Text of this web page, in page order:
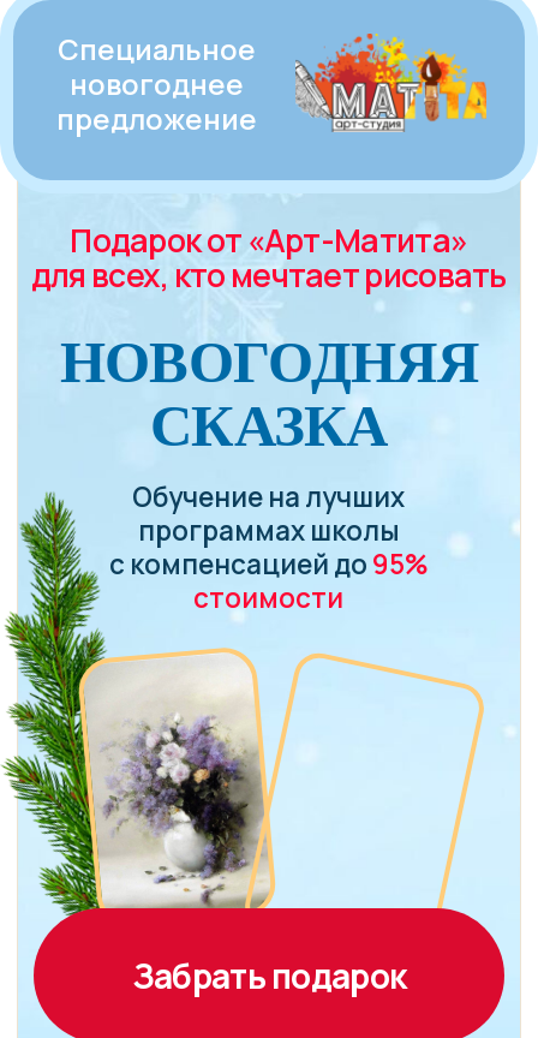
НОВОГОДНЯЯ
СКАЗКА
для всех, кто мечтает рисовать
Забрать подарок
Обучение на лучших
программах школы
с компенсацией до 95%
стоимости
Специальное
новогоднее
предложение
Количество мест ограничено
Что такое
«НОВОГОДНЯЯ
СКАЗКА»?